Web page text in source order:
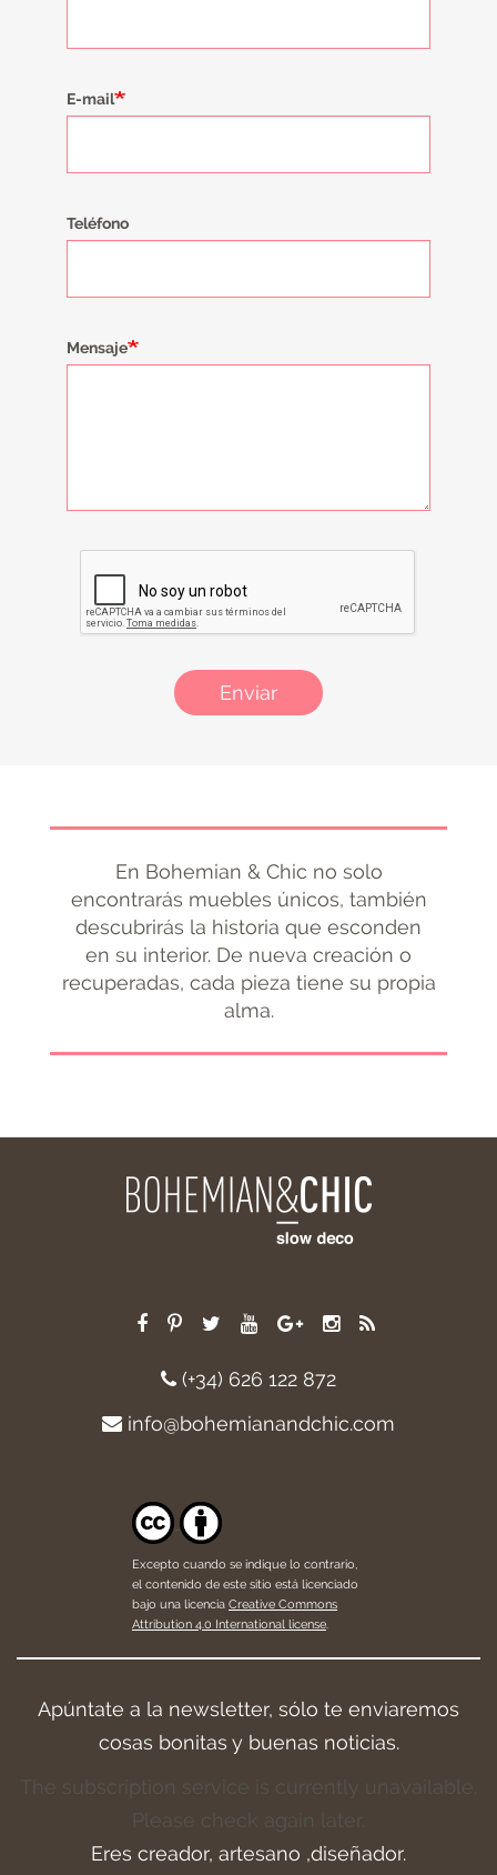
E-mail
Teléfono
Mensaje
Enviar
En Bohemian & Chic no solo
encontrarás muebles únicos, también
descubrirás la historia que esconden
en su interior. De nueva creación o
recuperadas, cada pieza tiene su propia
alma.
(+34) 626 122 872
info@bohemianandchic.com
Excepto cuando se indique lo contrario,
el contenido de este sitio está licenciado
bajo una licencia Creative Commons
Attribution 4.0 International license.
Apúntate a la newsletter, sólo te enviaremos
cosas bonitas y buenas noticias.
The subscription service is currently unavailable.
Please check again later.
Eres creador, artesano ,diseñador.